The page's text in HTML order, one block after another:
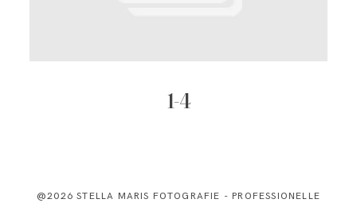
1-4
@2026 STELLA MARIS FOTOGRAFIE - PROFESSIONELLE